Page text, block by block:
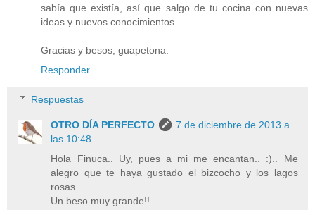
sabía que existía, así que salgo de tu cocina con nuevas
ideas y nuevos conocimientos.
Gracias y besos, guapetona.
Responder
Respuestas
OTRO DÍA PERFECTO
7 de diciembre de 2013 a
las 10:48
Hola Finuca.. Uy, pues a mi me encantan.. :).. Me
alegro que te haya gustado el bizcocho y los lagos
rosas.
Un beso muy grande!!